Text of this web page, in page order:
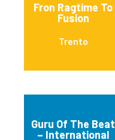
Fron Ragtime To
Fusion
Trento
Guru Of The Beat
– International